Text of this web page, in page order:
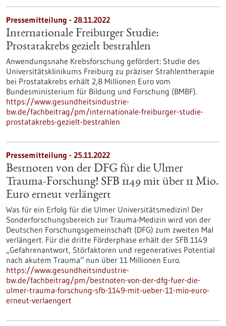
Pressemitteilung - 28.11.2022
Internationale Freiburger Studie:
Prostatakrebs gezielt bestrahlen
Anwendungsnahe Krebsforschung gefördert: Studie des
Universitätsklinikums Freiburg zu präziser Strahlentherapie
bei Prostatakrebs erhält 2,8 Millionen Euro vom
Bundesministerium für Bildung und Forschung (BMBF).
https://www.gesundheitsindustrie-
bw.de/fachbeitrag/pm/internationale-freiburger-studie-
prostatakrebs-gezielt-bestrahlen
Pressemitteilung - 25.11.2022
Bestnoten von der DFG für die Ulmer
Trauma-Forschung! SFB 1149 mit über 11 Mio.
Euro erneut verlängert
Was für ein Erfolg für die Ulmer Universitätsmedizin! Der
Sonderforschungsbereich zur Trauma-Medizin wird von der
Deutschen Forschungsgemeinschaft (DFG) zum zweiten Mal
verlängert. Für die dritte Förderphase erhält der SFB 1149
„Gefahrenantwort, Störfaktoren und regeneratives Potential
nach akutem Trauma“ nun über 11 Millionen Euro.
https://www.gesundheitsindustrie-
bw.de/fachbeitrag/pm/bestnoten-von-der-dfg-fuer-die-
ulmer-trauma-forschung-sfb-1149-mit-ueber-11-mio-euro-
erneut-verlaengert